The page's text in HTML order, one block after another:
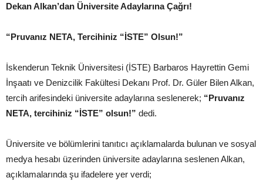
Dekan Alkan’dan Üniversite Adaylarına Çağrı!
“Pruvanız NETA, Tercihiniz “İSTE” Olsun!”
İskenderun Teknik Üniversitesi (İSTE) Barbaros Hayrettin Gemi
İnşaatı ve Denizcilik Fakültesi Dekanı Prof. Dr. Güler Bilen Alkan,
tercih arifesindeki üniversite adaylarına seslenerek; “Pruvanız
NETA, tercihiniz “İSTE” olsun!” dedi.
Üniversite ve bölümlerini tanıtıcı açıklamalarda bulunan ve sosyal
medya hesabı üzerinden üniversite adaylarına seslenen Alkan,
açıklamalarında şu ifadelere yer verdi;